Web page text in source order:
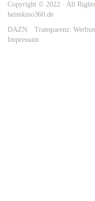
Copyright © 2022 · All
heimkino360.de
DAZN
Transparenz:
Impressum